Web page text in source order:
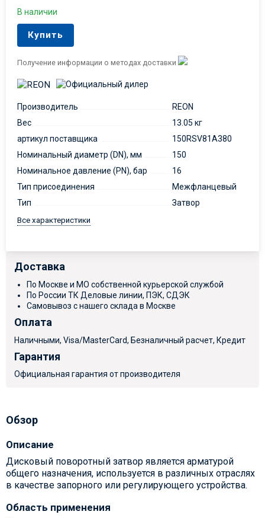
В наличии
Купить
Получение информации о методах доставки
Производитель
REON
Вес
13.05 кг
артикул поставщика
150RSV81A380
Номинальный диаметр (DN), мм
150
Номинальное давление (PN), бар
16
Тип присоединения
Межфланцевый
Тип
Затвор
Все характеристики
Доставка
По Москве и МО собственной курьерской службой
По России ТК Деловые линии, ПЭК, СДЭК
Самовывоз с нашего склада в Москве
Оплата
Наличными, Visa/MasterCard, Безналичный расчет, Кредит
Гарантия
Официальная гарантия от производителя
Обзор
Описание
Дисковый поворотный затвор является арматурой
общего назначения, используется в различных отраслях
в качестве запорного или регулирующего устройства.
Область применения